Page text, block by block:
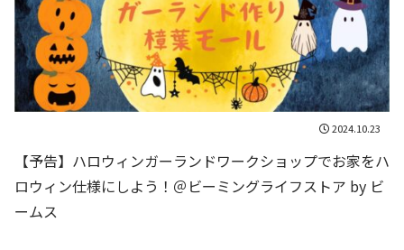
2024.10.23
【予告】ハロウィンガーランドワークショップでお家をハ
ロウィン仕様にしよう！＠ビーミングライフストア by ビ
ームス